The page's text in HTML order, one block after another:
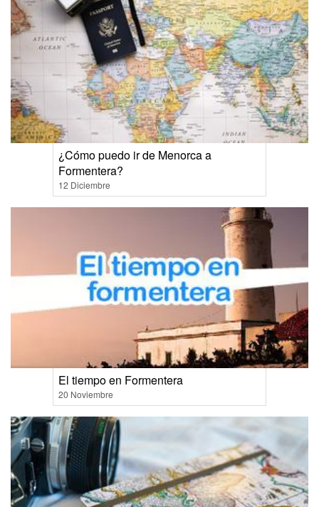
¿Cómo puedo ir de Menorca a
Formentera?
12 Diciembre
El tiempo en Formentera
20 Noviembre